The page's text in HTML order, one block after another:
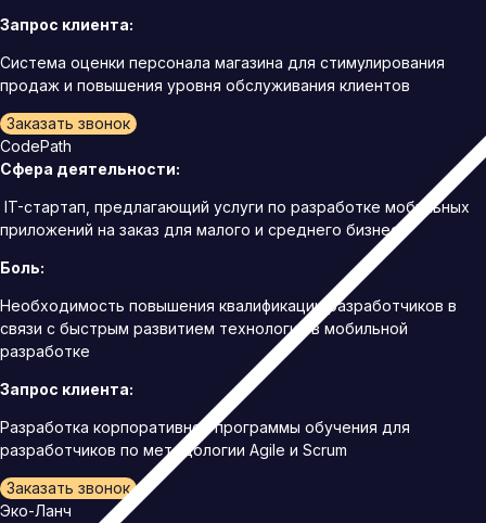
Запрос клиента:
Система оценки персонала магазина для стимулирования
продаж и повышения уровня обслуживания клиентов
Заказать звонок
CodePath
Сфера деятельности:
IT-стартап, предлагающий услуги по разработке мобильных
приложений на заказ для малого и среднего бизнеса
Боль:
Необходимость повышения квалификации разработчиков в
связи с быстрым развитием технологий в мобильной
разработке
Запрос клиента:
Разработка корпоративной программы обучения для
разработчиков по методологии Agile и Scrum
Заказать звонок
Эко-Ланч